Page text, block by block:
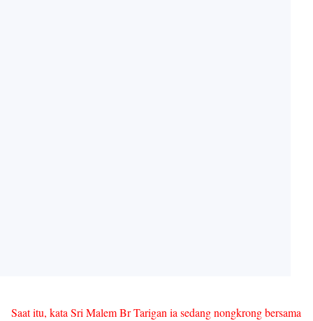
Saat itu, kata Sri Malem Br Tarigan ia sedang nongkrong bersama